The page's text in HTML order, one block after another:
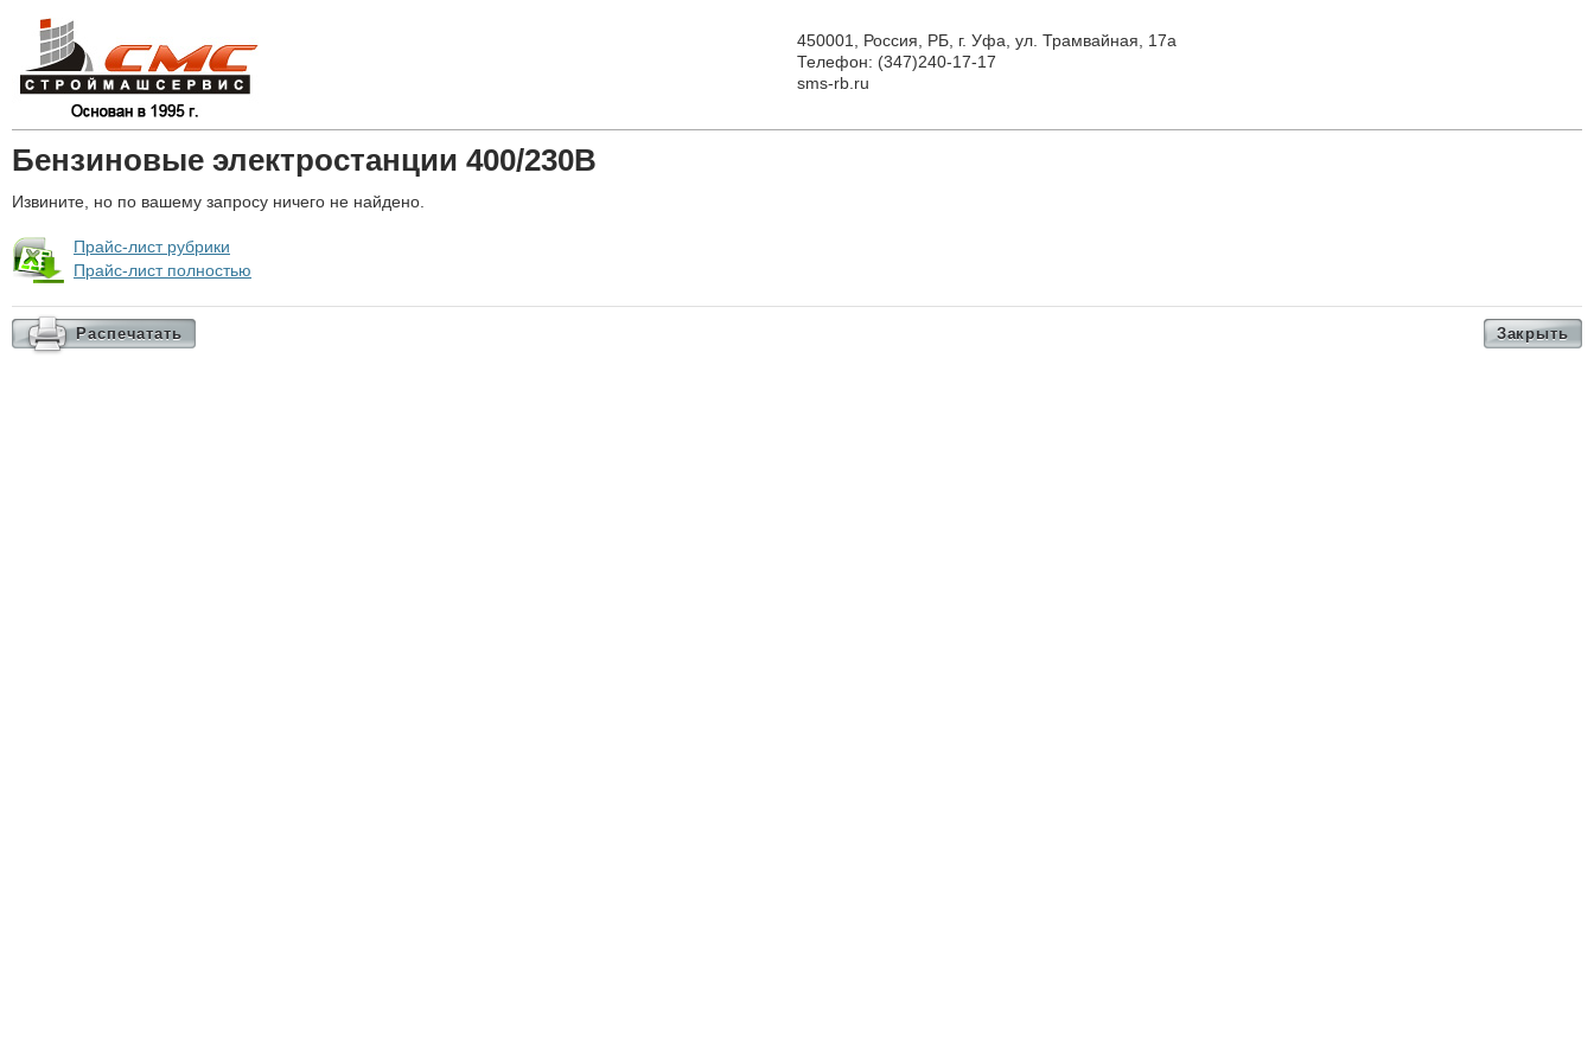
450001, Россия, РБ, г. Уфа, ул. Трамвайная, 17а
Телефон: (347)240-17-17
sms-rb.ru
Бензиновые электростанции 400/230В
Извините, но по вашему запросу ничего не найдено.
Прайс-лист рубрики
Прайс-лист полностью
Распечатать Закрыть